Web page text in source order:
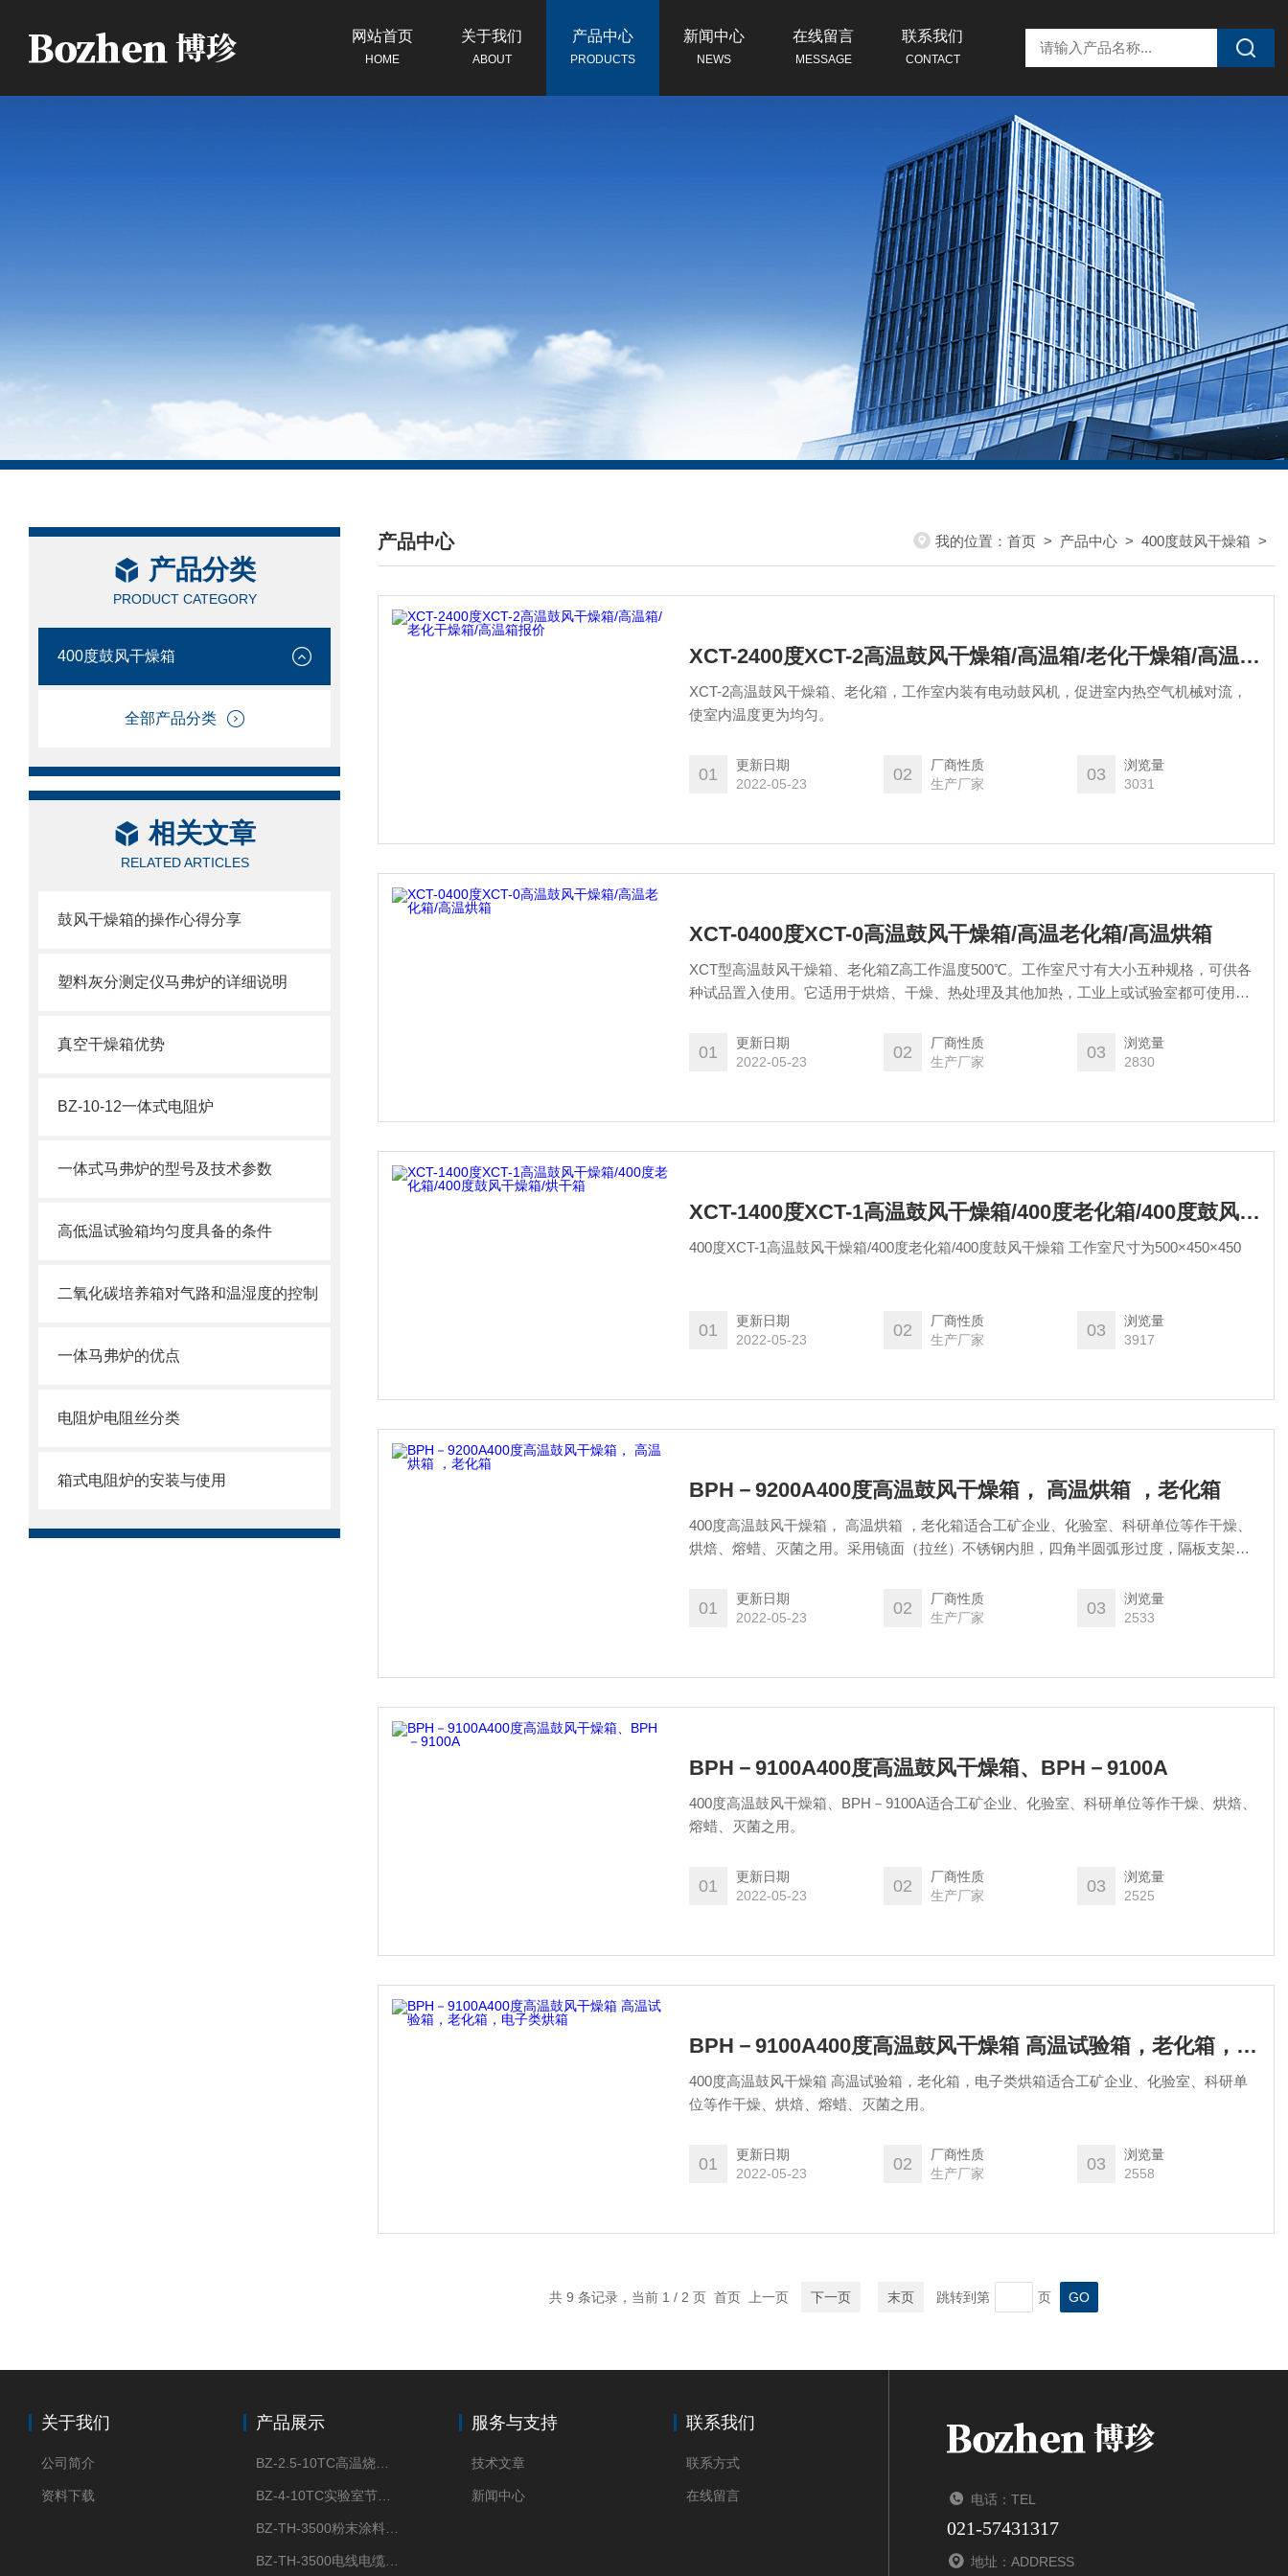
网站首页
HOME
关于我们
ABOUT
产品中心
PRODUCTS
新闻中心
NEWS
在线留言
MESSAGE
联系我们
CONTACT
产品分类
PRODUCT CATEGORY
400度鼓风干燥箱
全部产品分类
相关文章
RELATED ARTICLES
鼓风干燥箱的操作心得分享
塑料灰分测定仪马弗炉的详细说明
真空干燥箱优势
BZ-10-12一体式电阻炉
一体式马弗炉的型号及技术参数
高低温试验箱均匀度具备的条件
二氧化碳培养箱对气路和温湿度的控制
一体马弗炉的优点
电阻炉电阻丝分类
箱式电阻炉的安装与使用
产品中心
/ PRODUCTS CENTER
我的位置： 首页 > 产品中心 > 400度鼓风干燥箱 >
XCT-2400度XCT-2高温鼓风干燥箱/高温箱/老化干燥箱/高温箱报价
XCT-2高温鼓风干燥箱、老化箱，工作室内装有电动鼓风机，促进室内热空气机械对流，
使室内温度更为均匀。
01
更新日期
2022-05-23
02
厂商性质
生产厂家
03
浏览量
3031
XCT-0400度XCT-0高温鼓风干燥箱/高温老化箱/高温烘箱
XCT型高温鼓风干燥箱、老化箱Z高工作温度500℃。工作室尺寸有大小五种规格，可供各
种试品置入使用。它适用于烘焙、干燥、热处理及其他加热，工业上或试验室都可使用。
升10℃起到Z高温度止，在此范围内可任意选定工作温度，选定后可借箱内自动控制系统使
温度恒温。
01
更新日期
2022-05-23
02
厂商性质
生产厂家
03
浏览量
2830
XCT-1400度XCT-1高温鼓风干燥箱/400度老化箱/400度鼓风干燥箱/烘干箱
400度XCT-1高温鼓风干燥箱/400度老化箱/400度鼓风干燥箱 工作室尺寸为500×450×450
01
更新日期
2022-05-23
02
厂商性质
生产厂家
03
浏览量
3917
BPH－9200A400度高温鼓风干燥箱， 高温烘箱 ，老化箱
400度高温鼓风干燥箱， 高温烘箱 ，老化箱适合工矿企业、化验室、科研单位等作干燥、
烘焙、熔蜡、灭菌之用。采用镜面（拉丝）不锈钢内胆，四角半圆弧形过度，隔板支架可
01
更新日期
2022-05-23
02
厂商性质
生产厂家
03
浏览量
2533
BPH－9100A400度高温鼓风干燥箱、BPH－9100A
400度高温鼓风干燥箱、BPH－9100A适合工矿企业、化验室、科研单位等作干燥、烘焙、
熔蜡、灭菌之用。
01
更新日期
2022-05-23
02
厂商性质
生产厂家
03
浏览量
2525
BPH－9100A400度高温鼓风干燥箱 高温试验箱，老化箱，电子类烘箱
400度高温鼓风干燥箱 高温试验箱，老化箱，电子类烘箱适合工矿企业、化验室、科研单
位等作干燥、烘焙、熔蜡、灭菌之用。
01
更新日期
2022-05-23
02
厂商性质
生产厂家
03
浏览量
2558
共 9 条记录，当前 1 / 2 页 首页 上一页 下一页 末页 跳转到第 页
关于我们
公司简介
资料下载
产品展示 服务与支持
技术文章
新闻中心
联系我们
联系方式
在线留言 电话：TEL
021-57431317
地址：ADDRESS